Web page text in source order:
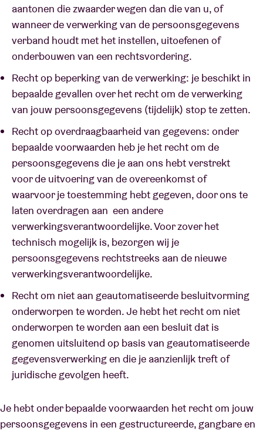
aantonen die zwaarder wegen dan die van u, of
wanneer de verwerking van de persoonsgegevens
verband houdt met het instellen, uitoefenen of
onderbouwen van een rechtsvordering.
Recht op beperking van de verwerking: je beschikt in
bepaalde gevallen over het recht om de verwerking
van jouw persoonsgegevens (tijdelijk) stop te zetten.
Recht op overdraagbaarheid van gegevens: onder
bepaalde voorwaarden heb je het recht om de
persoonsgegevens die je aan ons hebt verstrekt
voor de uitvoering van de overeenkomst of
waarvoor je toestemming hebt gegeven, door ons te
laten overdragen aan een andere
verwerkingsverantwoordelijke. Voor zover het
technisch mogelijk is, bezorgen wij je
persoonsgegevens rechtstreeks aan de nieuwe
verwerkingsverantwoordelijke.
Recht om niet aan geautomatiseerde besluitvorming
onderworpen te worden. Je hebt het recht om niet
onderworpen te worden aan een besluit dat is
genomen uitsluitend op basis van geautomatiseerde
gegevensverwerking en die je aanzienlijk treft of
juridische gevolgen heeft.
Je hebt onder bepaalde voorwaarden het recht om jouw
persoonsgegevens in een gestructureerde, gangbare en